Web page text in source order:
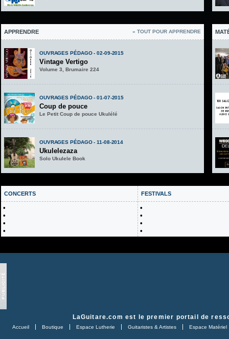
APPRENDRE » TOUT POUR APPRENDRE
OUVRAGES PÉDAGO - 02-09-2015
Vintage Vertigo
Volume 3, Brumaire 224
OUVRAGES PÉDAGO - 01-07-2015
Coup de pouce
Le Petit Coup de pouce Ukulélé
OUVRAGES PÉDAGO - 11-08-2014
Ukulelezaza
Solo Ukulele Book
CONCERTS
•
•
•
•
FESTIVALS
•
•
•
•
LaGuitare.com est le premier portail de
Accueil Boutique Espace Lutherie Guitaristes & Artistes Espace Matériel